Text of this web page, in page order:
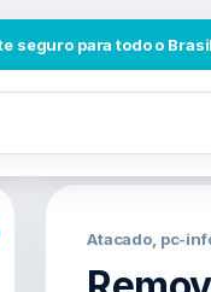
seguro para todo o Brasil
Atacado, pc-